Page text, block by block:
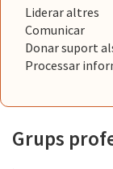
Liderar altres
Comunicar
Donar suport
Processar
Grups